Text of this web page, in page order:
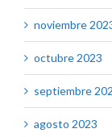
noviembre
octubre 2023
septiembre
agosto 2023